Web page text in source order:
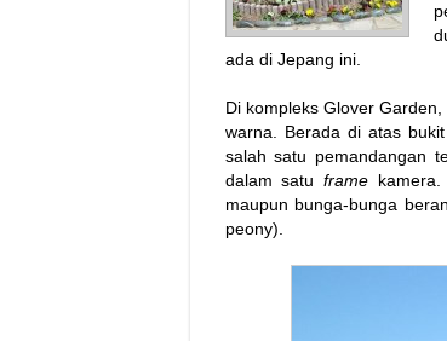
ada di Jepang ini.
Di kompleks Glover
warna. Berada di atas
salah satu pemandangan
dalam satuframe
maupun bunga-bunga
peony).